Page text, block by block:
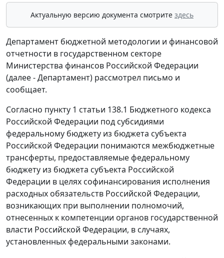
Актуальную версию документа смотрите здесь
Департамент бюджетной методологии и финансовой
отчетности в государственном секторе
Министерства финансов Российской Федерации
(далее - Департамент) рассмотрел письмо и
сообщает.
Согласно пункту 1 статьи 138.1 Бюджетного кодекса
Российской Федерации под субсидиями
федеральному бюджету из бюджета субъекта
Российской Федерации понимаются межбюджетные
трансферты, предоставляемые федеральному
бюджету из бюджета субъекта Российской
Федерации в целях софинансирования исполнения
расходных обязательств Российской Федерации,
возникающих при выполнении полномочий,
отнесенных к компетенции органов государственной
власти Российской Федерации, в случаях,
установленных федеральными законами.